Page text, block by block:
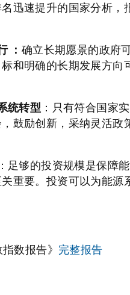
迅速提升的国家分析
： 确立长期愿景的政府
和明确的长期发展方
统转型 ：只有符合国家
鼓励创新，采纳灵活
：足够的投资规模是保障
重要。投资可以为能
数报告》 完整报告